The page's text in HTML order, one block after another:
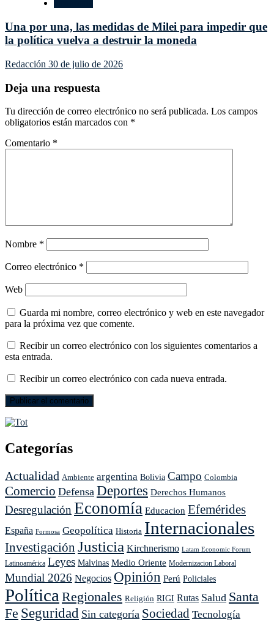
Una por una, las medidas de Milei para impedir que
la política vuelva a destruir la moneda
Redacción 30 de julio de 2026
Deja una respuesta
Tu dirección de correo electrónico no será publicada. Los campos
obligatorios están marcados con *
Comentario *
Nombre *
Correo electrónico *
Web
Guarda mi nombre, correo electrónico y web en este navegador
para la próxima vez que comente.
Recibir un correo electrónico con los siguientes comentarios a
esta entrada.
Recibir un correo electrónico con cada nueva entrada.
Categorías
Actualidad Ambiente argentina Bolivia Campo Colombia
Comercio Defensa Deportes Derechos Humanos
Desregulación Economía Educacion Efemérides
España Formosa Geopolítica Historia Internacionales
Investigación Justicia Kirchnerismo Latam Economic Forum
Latinoamérica Leyes Malvinas Medio Oriente Modernizacion Laboral
Mundial 2026 Negocios Opinión Perú Policiales
Política Regionales Religión RIGI Rutas Salud Santa
Fe Seguridad Sin categoría Sociedad Tecnología